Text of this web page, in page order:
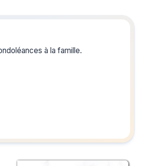
à la famille.